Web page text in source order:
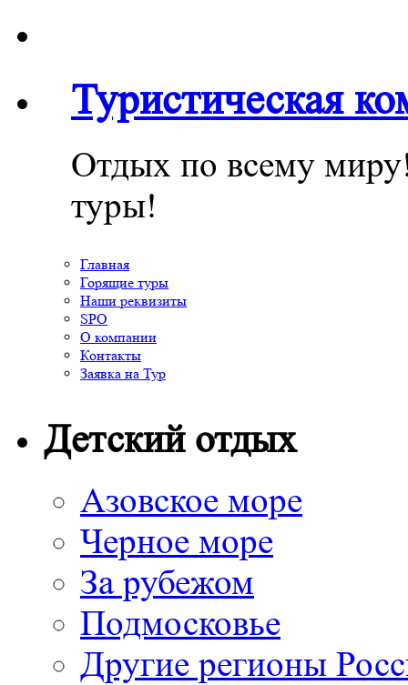
Туристическая
Отдых по всему
туры!
Главная
Горящие туры
Наши реквизиты
SPO
О компании
Контакты
Заявка на Тур
Детский отдых
Азовское море
Черное море
За рубежом
Подмосковье
Другие регионы